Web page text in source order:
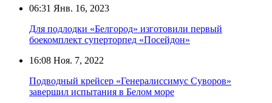
06:31 Янв. 16, 2023
Для подлодки «Белгород» изготовили первый
боекомплект суперторпед «Посейдон»
16:08 Ноя. 7, 2022
Подводный крейсер «Генералиссимус Суворов»
завершил испытания в Белом море